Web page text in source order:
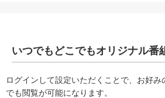
いつでもどこでもオリジナル番
ログインして設定いただくことで、お好み
でも閲覧が可能になります。